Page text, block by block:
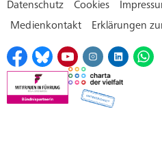
Datenschutz
Cookies
Medienkontakt
Erklärungen